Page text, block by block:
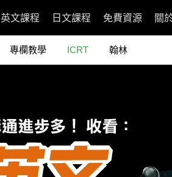
英文課程 日文課程 免費資源 關
專欄教學 ICRT 翰林